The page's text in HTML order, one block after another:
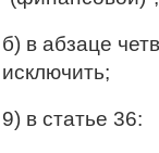
б) в абзаце
исключить;
9) в статье 36: